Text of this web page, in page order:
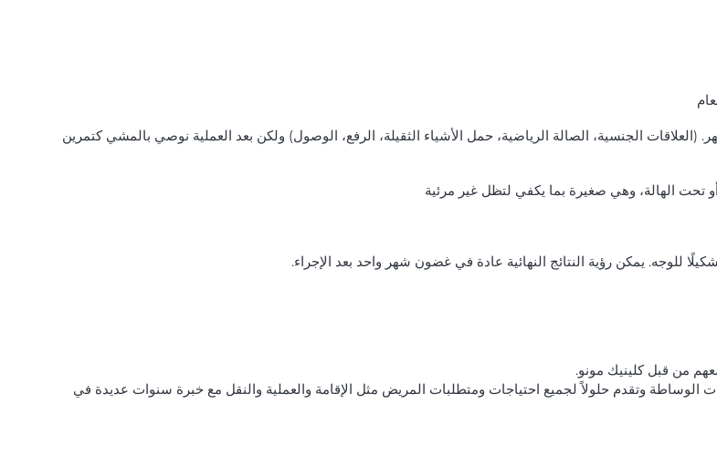
الجنسية، الصالة الرياضية، حمل الأشياء الثقيلة، الرفع، الوصول) ولكن بعد العملية نوصي بالمشي كتمرين
الهالة، وهي صغيرة بما يكفي لتظل غير مرئية
للوجه. يمكن رؤية النتائج النهائية عادة في غضون شهر واحد بعد الإجراء.
من قبل كلينيك مونو.
وتقدم حلولاً لجميع احتياجات ومتطلبات المريض مثل الإقامة والعملية والنقل مع خبرة سنوات عديدة في